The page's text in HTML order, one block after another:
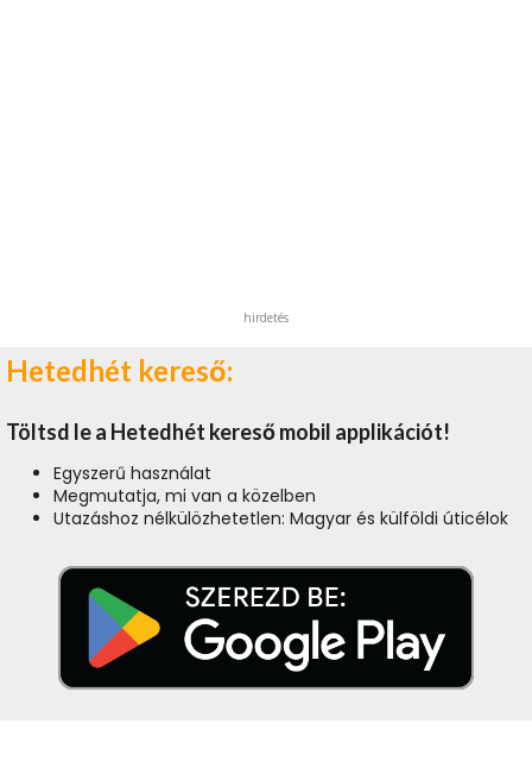
hirdetés
Hetedhét kereső:
Töltsd le a Hetedhét kereső mobil applikációt!
Egyszerű használat
Megmutatja, mi van a közelben
Utazáshoz nélkülözhetetlen: Magyar és külföldi úticélok